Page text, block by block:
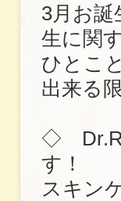
3月お誕
生に関
ひとこ
出来る
◇
す！
スキン